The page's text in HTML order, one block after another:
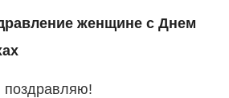
женщине с Днем